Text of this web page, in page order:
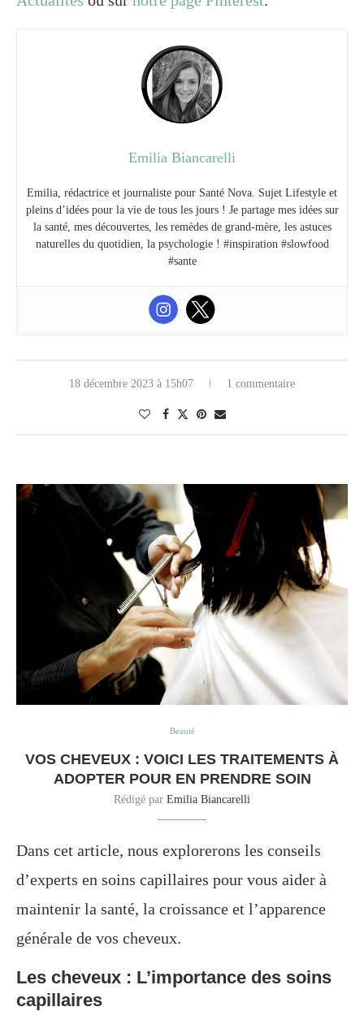
Emilia Biancarelli
Emilia, rédactrice et journaliste pour Santé Nova. Sujet Lifestyle et
pleins d’idées pour la vie de tous les jours ! Je partage mes idées sur
la santé, mes découvertes, les remèdes de grand-mère, les astuces
naturelles du quotidien, la psychologie ! #inspiration #slowfood
#sante
18 décembre 2023 à 15h07 1 commentaire
Beauté
VOS CHEVEUX : VOICI LES TRAITEMENTS À
ADOPTER POUR EN PRENDRE SOIN
Rédigé par Emilia Biancarelli
Dans cet article, nous explorerons les conseils
d’experts en soins capillaires pour vous aider à
maintenir la santé, la croissance et l’apparence
générale de vos cheveux.
Les cheveux : L’importance des soins
capillaires